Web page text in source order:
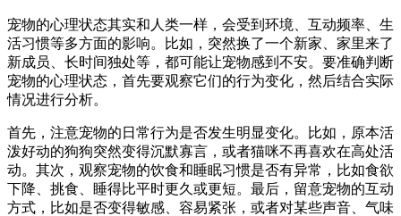
宠物的心理状态其实和人类一样，会受到环境、互动频率、生
活习惯等多方面的影响。比如，突然换了一个新家、家里来了
新成员、长时间独处等，都可能让宠物感到不安。要准确判断
宠物的心理状态，首先要观察它们的行为变化，然后结合实际
情况进行分析。
首先，注意宠物的日常行为是否发生明显变化。比如，原本活
泼好动的狗狗突然变得沉默寡言，或者猫咪不再喜欢在高处活
动。其次，观察宠物的饮食和睡眠习惯是否有异常，比如食欲
下降、挑食、睡得比平时更久或更短。最后，留意宠物的互动
方式，比如是否变得敏感、容易紧张，或者对某些声音、气味